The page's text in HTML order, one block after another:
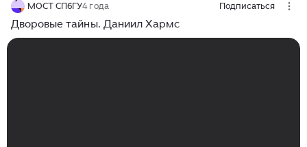
МОСТ СПбГУ4 года Подписаться
Дворовые тайны. Даниил Хармс